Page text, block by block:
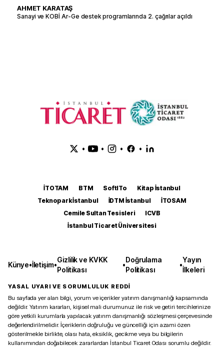
AHMET KARATAŞ
Sanayi ve KOBİ Ar-Ge destek programlarında 2. çağrılar açıldı
• • • •
İTOTAM BTM SoftITo
Kitap İstanbul
Teknopark İstanbul
İDTM İstanbul
İTOSAM
Cemile Sultan Tesisleri
ICVB
İstanbul Ticaret Üniversitesi
Künye•İletişim•
Gizlilik ve KVKK
Politikası
•
Doğrulama
Politikası
•
Yayın
İlkeleri
YASAL UYARI VE SORUMLULUK REDDİ
Bu sayfada yer alan bilgi, yorum ve içerikler yatırım danışmanlığı kapsamında
değildir. Yatırım kararları, kişisel mali durumunuz ile risk ve getiri tercihlerinize
göre yetkili kurumlarla yapılacak yatırım danışmanlığı sözleşmesi çerçevesinde
değerlendirilmelidir. İçeriklerin doğruluğu ve güncelliği için azami özen
gösterilmekle birlikte, olası hata, eksiklik, gecikme veya bu bilgilerin
kullanımından doğabilecek zararlardan İstanbul Ticaret Odası sorumlu değildir.